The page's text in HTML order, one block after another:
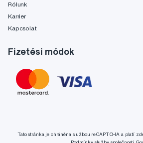
Rólunk
Karrier
Kapcsolat
Fizetési módok
Tato stránka je chráněna službou reCAPTCHA a platí